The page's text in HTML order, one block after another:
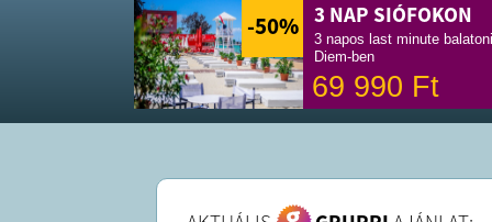
-50% 3 NAP SIÓFOKON
3 napos last minute
Diem-ben
69 990 Ft